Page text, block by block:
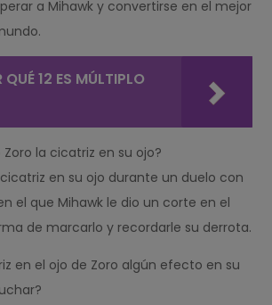
a Mihawk y convertirse en el mejor
QUÉ 12 ES MÚLTIPLO
la cicatriz en su ojo?
en su ojo durante un duelo con
el que Mihawk le dio un corte en el
de marcarlo y recordarle su derrota.
en el ojo de Zoro algún efecto en su